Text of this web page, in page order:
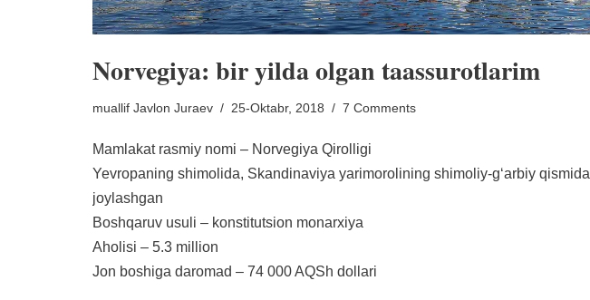
Norvegiya: bir yilda olgan taassurotlarim
muallif Javlon Juraev 25-Oktabr, 2018 7 Comments
Mamlakat rasmiy nomi – Norvegiya Qirolligi
Yevropaning shimolida, Skandinaviya yarimorolining shimoliy-gʻarbiy qismida
joylashgan
Boshqaruv usuli – konstitutsion monarxiya
Aholisi – 5.3 million
Jon boshiga daromad – 74 000 AQSh dollari